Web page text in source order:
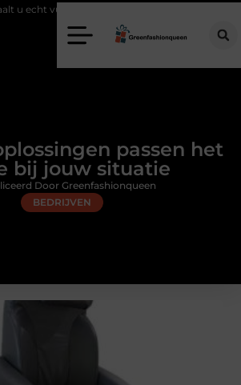
in huis zonder schoorsteen
passen het
bij jouw situatie
BEDRIJVEN
Door Greenfashionqueen